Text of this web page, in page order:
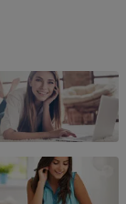
Funktionale